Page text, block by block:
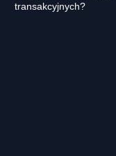
transakcyjnych?